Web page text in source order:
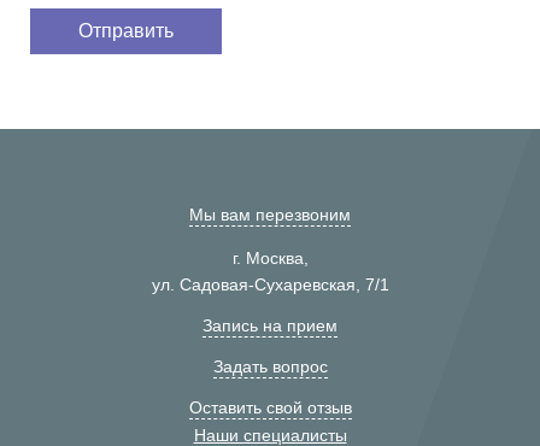
Мы вам перезвоним
г. Москва,
ул. Садовая-Сухаревская, 7/1
Запись на прием
Задать вопрос
Оставить свой отзыв
Наши специалисты